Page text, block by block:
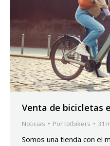
Venta de bicicletas
Noticias Portotbikers 31
Somos una tienda con el